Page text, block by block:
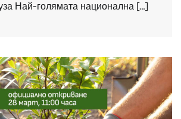
Най-голямата национална […]